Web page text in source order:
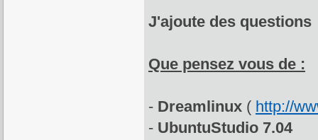
J'ajoute des questions
Que pensez vous de :
- Dreamlinux ( http://
- UbuntuStudio 7.04